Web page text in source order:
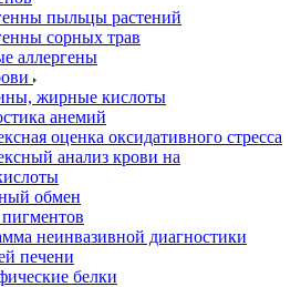
пыльцы растений
сорных трав
аллергены
жирные кислоты
анемий
оценка оксидативного стресса
анализ крови на
обмен
неинвазивной диагностики
печени
белки